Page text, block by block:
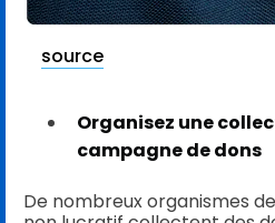
source
Organisez une
campagne de dons
De nombreux organismes